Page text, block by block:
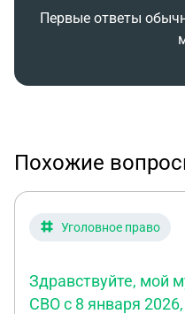
Первые ответы
Похожие
Уголовное право
Здравствуйте, мой
СВО с 8 января